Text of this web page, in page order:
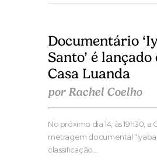
Documentário
Santo’ é
Casa Luanda
por Rachel Coelho
No próximo dia 14, às 19h30,
metragem documental
classificação…